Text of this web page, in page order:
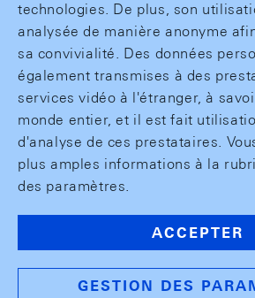
technologies. De plus, son
analysée de manière anonyme
sa convivialité. Des données
également transmises à des
services vidéo à l'étranger, à
monde entier, et il est fait
d'analyse de ces prestataires.
plus amples informations à la
des paramètres.
ACCEPTER
GESTION DES